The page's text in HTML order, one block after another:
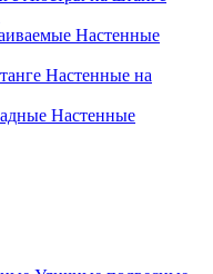
Настенные
Настенные на
Настенные